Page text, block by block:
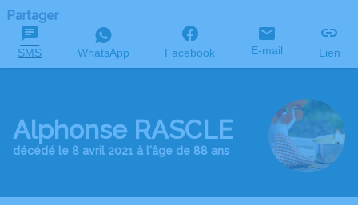
Partager
SMS WhatsApp Facebook E-mail Lien
Alphonse RASCLE
décédé le 8 avril 2021 à l'âge de 88 ans